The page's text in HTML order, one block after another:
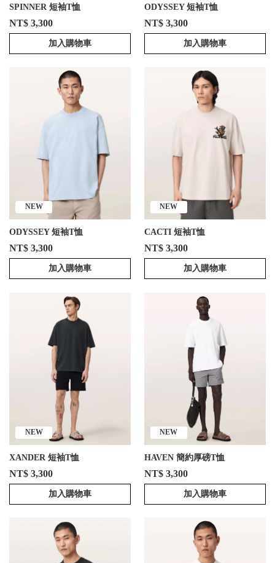
SPINNER 短袖T恤
NT$ 3,300
加入購物車
ODYSSEY 短袖T恤
NT$ 3,300
加入購物車
NEW
ODYSSEY 短袖T恤
NT$ 3,300
加入購物車
NEW
CACTI 短袖T恤
NT$ 3,300
加入購物車
NEW
XANDER 短袖T恤
NT$ 3,300
加入購物車
NEW
HAVEN 簡約厚磅T恤
NT$ 3,300
加入購物車